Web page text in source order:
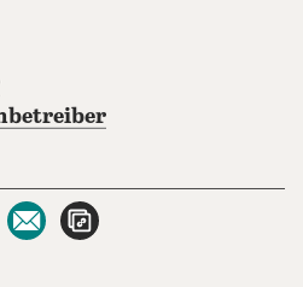
teilen
per WhatsApp teilen
per E-Mail teilen